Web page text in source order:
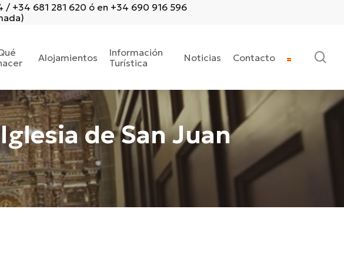
+34 681 281 620 ó en +34 690 916 596
Alojamientos
Información
Turística
Noticias Contacto
de San Juan